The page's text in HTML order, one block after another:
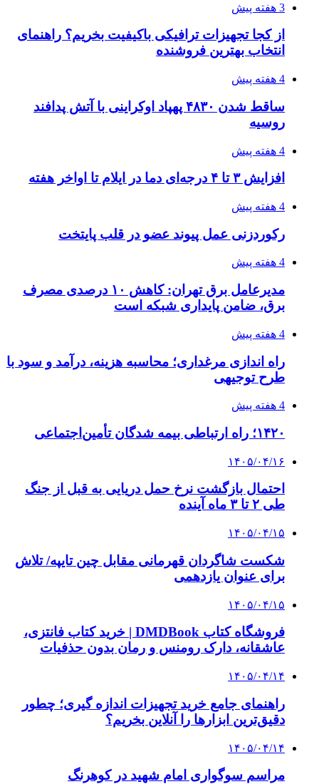
3 هفته پیش
از کجا تجهیزات ترافیکی باکیفیت بخریم؟ راهنمای
انتخاب بهترین فروشنده
4 هفته پیش
ساقط شدن ۴۸۳۰ پهپاد اوکراینی با آتش پدافند
روسیه
4 هفته پیش
افزایش ۳ تا ۴ درجه‌ای دما در ایلام تا اواخر هفته
4 هفته پیش
رکوردزنی عمل پیوند عضو در قلب پایتخت
4 هفته پیش
مدیرعامل برق تهران: کاهش ۱۰ درصدی مصرف
برق، ضامن پایداری شبکه است
4 هفته پیش
راه اندازی مرغداری؛ محاسبه هزینه، درآمد و سود با
طرح توجیهی
4 هفته پیش
۱۴۲۰؛ راه ارتباطی بیمه شدگان تأمین‌اجتماعی
۱۴۰۵/۰۴/۱۶
احتمال بازگشت نرخ حمل دریایی به قبل از جنگ
طی ۲ تا ۳ ماه آینده
۱۴۰۵/۰۴/۱۵
شکست شاگردان قهرمانی مقابل چین تایپه/ تلاش
برای عنوان یازدهمی
۱۴۰۵/۰۴/۱۵
فروشگاه کتاب DMDBook | خرید کتاب فانتزی،
عاشقانه، دارک رومنس و رمان بدون حذفیات
۱۴۰۵/۰۴/۱۴
راهنمای جامع خرید تجهیزات اندازه گیری؛ چطور
دقیق‌ترین ابزارها را آنلاین بخریم؟
۱۴۰۵/۰۴/۱۴
مراسم سوگواری امام شهید در کوهرنگ